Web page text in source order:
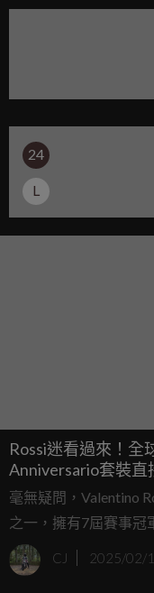
軍，與Valentino
24
L
Rossi迷看過來！全
Anniversario套裝直
毫無疑問，Valentino
之一，擁有7屆賽事冠
日，相信不用多說大
他職業生涯中，
CJ 2025/02/